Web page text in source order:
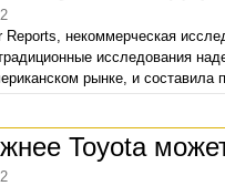
Reports, некоммерческая
исследования
рынке, и составила
Названы как самые
Toyota